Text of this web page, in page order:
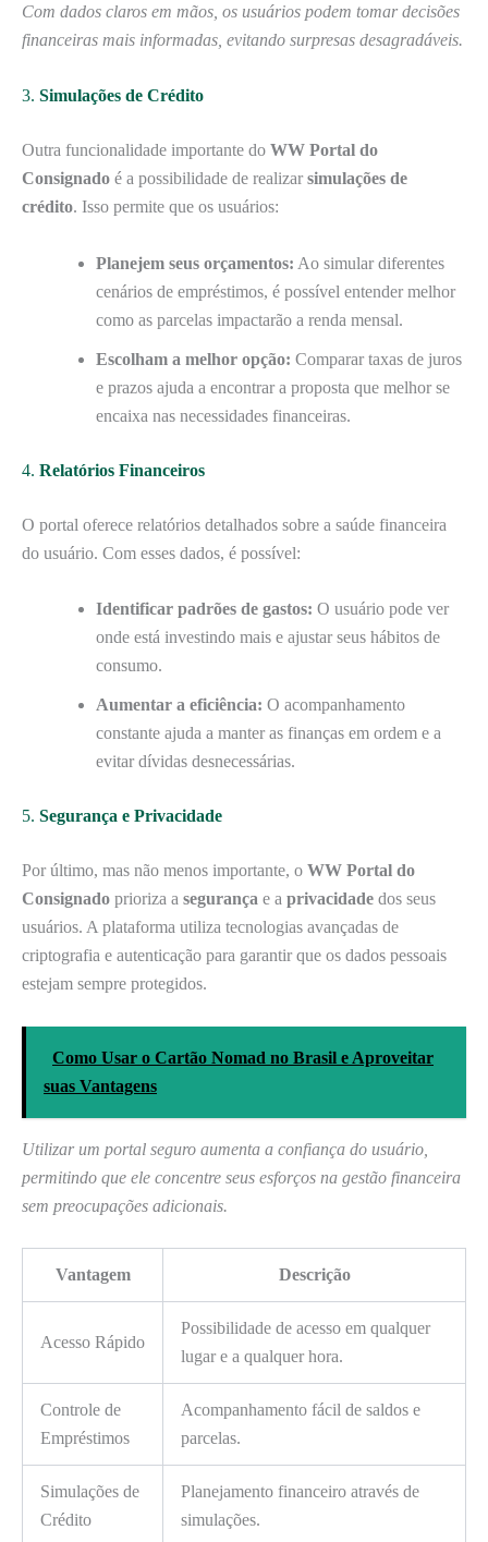
Com dados claros em mãos, os usuários podem tomar decisões
financeiras mais informadas, evitando surpresas desagradáveis.
3. Simulações de Crédito
Outra funcionalidade importante do WW Portal do
Consignado é a possibilidade de realizar simulações de
crédito. Isso permite que os usuários:
Planejem seus orçamentos: Ao simular diferentes
cenários de empréstimos, é possível entender melhor
como as parcelas impactarão a renda mensal.
Escolham a melhor opção: Comparar taxas de juros
e prazos ajuda a encontrar a proposta que melhor se
encaixa nas necessidades financeiras.
4. Relatórios Financeiros
O portal oferece relatórios detalhados sobre a saúde financeira
do usuário. Com esses dados, é possível:
Identificar padrões de gastos: O usuário pode ver
onde está investindo mais e ajustar seus hábitos de
consumo.
Aumentar a eficiência: O acompanhamento
constante ajuda a manter as finanças em ordem e a
evitar dívidas desnecessárias.
5. Segurança e Privacidade
Por último, mas não menos importante, o WW Portal do
Consignado prioriza a segurança e a privacidade dos seus
usuários. A plataforma utiliza tecnologias avançadas de
criptografia e autenticação para garantir que os dados pessoais
estejam sempre protegidos.
Como Usar o Cartão Nomad no Brasil e Aproveitar
suas Vantagens
Utilizar um portal seguro aumenta a confiança do usuário,
permitindo que ele concentre seus esforços na gestão financeira
sem preocupações adicionais.
Vantagem Descrição
Acesso Rápido
Possibilidade de acesso em qualquer
lugar e a qualquer hora.
Controle de
Empréstimos
Acompanhamento fácil de saldos e
parcelas.
Simulações de
Crédito
Planejamento financeiro através de
simulações.